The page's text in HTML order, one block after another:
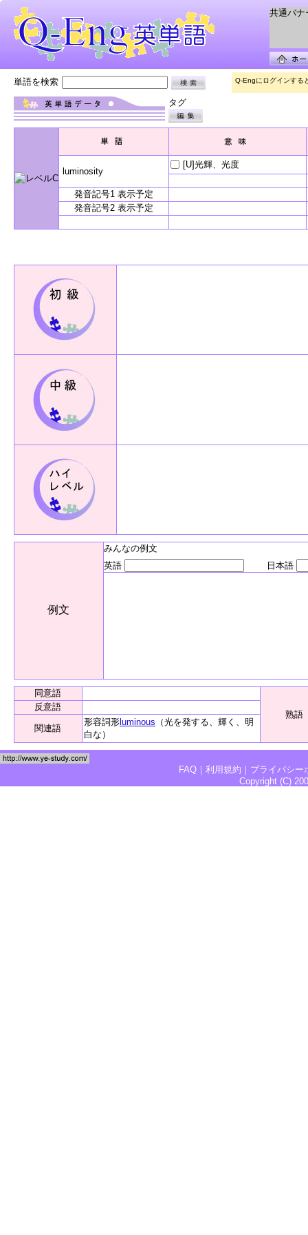
共通バナ
単語を検索 Q-Engにログインする
タグ
luminosity
[U]光輝、光度
発音記号1 表示予定
発音記号2 表示予定
例文
みんなの例文
英語
日本語
同意語
熟語
反意語
関連語
形容詞形 luminous （光を発する、輝く、明
白な）
FAQ ｜ 利用規約 ｜ プライバシー
Copyright (C)